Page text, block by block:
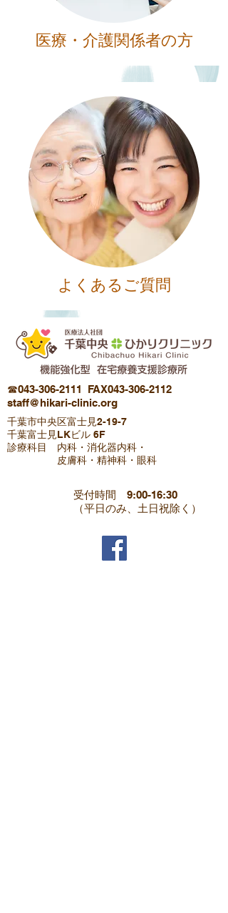
​医療・介護関係者の方
​よくあるご質問
☎043-306-2111 FAX043-306-2112
staff@hikari-clinic.org
​千葉市中央区富士見2-19-7
千葉富士見LKビル 6F
診療科目 ​内科・消化器内科・
皮膚科・​精神科・眼科
受付時間 9:00-16:30
​（平日のみ、土日祝除く）